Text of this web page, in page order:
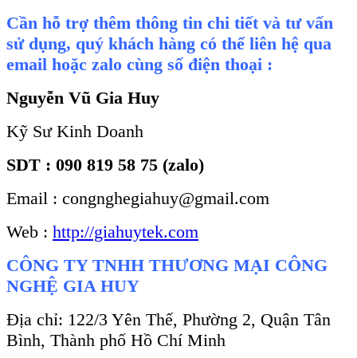
Cần hỗ trợ thêm thông tin chi tiết và tư vấn
sử dụng, quý khách hàng có thể liên hệ qua
email hoặc zalo cùng số điện thoại :
Nguyễn Vũ Gia Huy
Kỹ Sư Kinh Doanh
SDT : 090 819 58 75 (zalo)
Email : congnghegiahuy@gmail.com
Web : http://giahuytek.com
CÔNG TY TNHH THƯƠNG MẠI CÔNG
NGHỆ GIA HUY
Địa chỉ: 122/3 Yên Thế, Phường 2, Quận Tân
Bình, Thành phố Hồ Chí Minh